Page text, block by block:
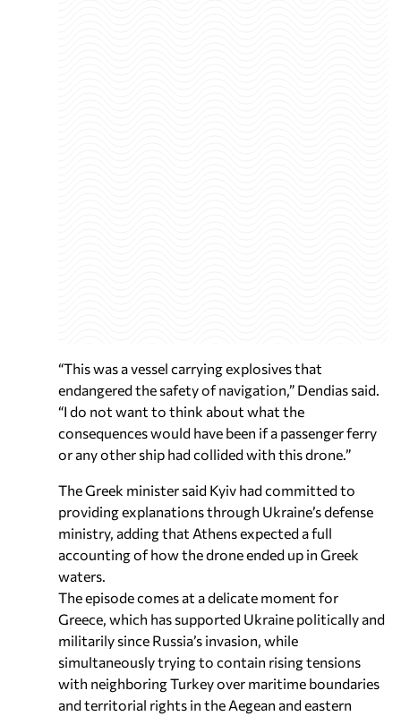
“This was a vessel carrying explosives that
endangered the safety of navigation,” Dendias said.
“I do not want to think about what the
consequences would have been if a passenger ferry
or any other ship had collided with this drone.”
The Greek minister said Kyiv had committed to
providing explanations through Ukraine’s defense
ministry, adding that Athens expected a full
accounting of how the drone ended up in Greek
waters.
The episode comes at a delicate moment for
Greece, which has supported Ukraine politically and
militarily since Russia’s invasion, while
simultaneously trying to contain rising tensions
with neighboring Turkey over maritime boundaries
and territorial rights in the Aegean and eastern